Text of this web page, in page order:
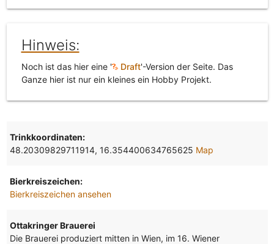
Hinweis:
Noch ist das hier eine ' Draft'-Version der Seite. Das
Ganze hier ist nur ein kleines ein Hobby Projekt.
Trinkkoordinaten:
48.20309829711914, 16.354400634765625 Map
Bierkreiszeichen:
Bierkreiszeichen ansehen
Ottakringer Brauerei
Die Brauerei produziert mitten in Wien, im 16. Wiener